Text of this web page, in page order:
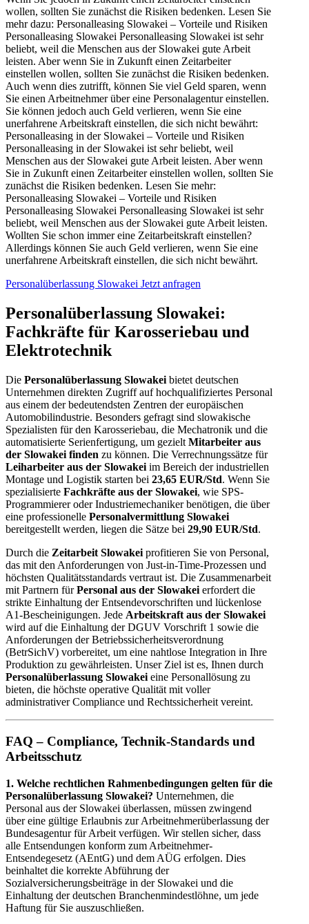
wollen, sollten Sie zunächst die Risiken bedenken. Lesen Sie
mehr dazu: Personalleasing Slowakei – Vorteile und Risiken
Personalleasing Slowakei Personalleasing Slowakei ist sehr
beliebt, weil die Menschen aus der Slowakei gute Arbeit
leisten. Aber wenn Sie in Zukunft einen Zeitarbeiter
einstellen wollen, sollten Sie zunächst die Risiken bedenken.
Auch wenn dies zutrifft, können Sie viel Geld sparen, wenn
Sie einen Arbeitnehmer über eine Personalagentur einstellen.
Sie können jedoch auch Geld verlieren, wenn Sie eine
unerfahrene Arbeitskraft einstellen, die sich nicht bewährt:
Personalleasing in der Slowakei – Vorteile und Risiken
Personalleasing in der Slowakei ist sehr beliebt, weil
Menschen aus der Slowakei gute Arbeit leisten. Aber wenn
Sie in Zukunft einen Zeitarbeiter einstellen wollen, sollten Sie
zunächst die Risiken bedenken. Lesen Sie mehr:
Personalleasing Slowakei – Vorteile und Risiken
Personalleasing Slowakei Personalleasing Slowakei ist sehr
beliebt, weil Menschen aus der Slowakei gute Arbeit leisten.
Wollten Sie schon immer eine Zeitarbeitskraft einstellen?
Allerdings können Sie auch Geld verlieren, wenn Sie eine
unerfahrene Arbeitskraft einstellen, die sich nicht bewährt.
Personalüberlassung Slowakei Jetzt anfragen
Personalüberlassung Slowakei:
Fachkräfte für Karosseriebau und
Elektrotechnik
Die Personalüberlassung Slowakei bietet deutschen
Unternehmen direkten Zugriff auf hochqualifiziertes Personal
aus einem der bedeutendsten Zentren der europäischen
Automobilindustrie. Besonders gefragt sind slowakische
Spezialisten für den Karosseriebau, die Mechatronik und die
automatisierte Serienfertigung, um gezielt Mitarbeiter aus
der Slowakei finden zu können. Die Verrechnungssätze für
Leiharbeiter aus der Slowakei im Bereich der industriellen
Montage und Logistik starten bei 23,65 EUR/Std. Wenn Sie
spezialisierte Fachkräfte aus der Slowakei, wie SPS-
Programmierer oder Industriemechaniker benötigen, die über
eine professionelle Personalvermittlung Slowakei
bereitgestellt werden, liegen die Sätze bei 29,90 EUR/Std.
Durch die Zeitarbeit Slowakei profitieren Sie von Personal,
das mit den Anforderungen von Just-in-Time-Prozessen und
höchsten Qualitätsstandards vertraut ist. Die Zusammenarbeit
mit Partnern fürPersonal aus der Slowakei erfordert die
strikte Einhaltung der Entsendevorschriften und lückenlose
A1-Bescheinigungen. Jede Arbeitskraft aus der Slowakei
wird auf die Einhaltung der DGUV Vorschrift 1 sowie die
Anforderungen der Betriebssicherheitsverordnung
(BetrSichV) vorbereitet, um eine nahtlose Integration in Ihre
Produktion zu gewährleisten. Unser Ziel ist es, Ihnen durch
Personalüberlassung Slowakei eine Personallösung zu
bieten, die höchste operative Qualität mit voller
administrativer Compliance und Rechtssicherheit vereint.
FAQ – Compliance, Technik-Standards und
Arbeitsschutz
1. Welche rechtlichen Rahmenbedingungen gelten für die
Personalüberlassung Slowakei? Unternehmen, die
Personal aus der Slowakei überlassen, müssen zwingend
über eine gültige Erlaubnis zur Arbeitnehmerüberlassung der
Bundesagentur für Arbeit verfügen. Wir stellen sicher, dass
alle Entsendungen konform zum Arbeitnehmer-
Entsendegesetz (AEntG) und dem AÜG erfolgen. Dies
beinhaltet die korrekte Abführung der
Sozialversicherungsbeiträge in der Slowakei und die
Einhaltung der deutschen Branchenmindestlöhne, um jede
Haftung für Sie auszuschließen.